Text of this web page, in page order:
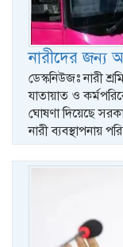
নারীদের জন্য
ডেস্কনিউজঃ নারী
যাতায়াত ও
ঘোষণা দিয়েছে
নারী ব্যবস্থাপনায়